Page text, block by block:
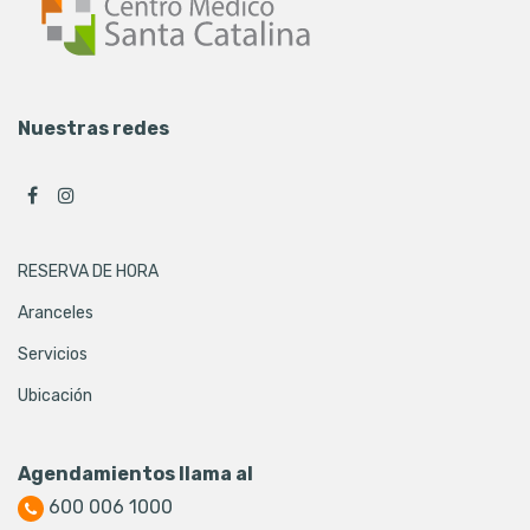
Nuestras redes
RESERVA DE HORA
Aranceles
Servicios
Ubicación
Agendamientos llama al
600 006 1000